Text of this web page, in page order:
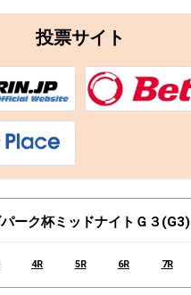
投票サイト
ーク杯ミッドナイトＧ３(G3)
4R 5R 6R 7R